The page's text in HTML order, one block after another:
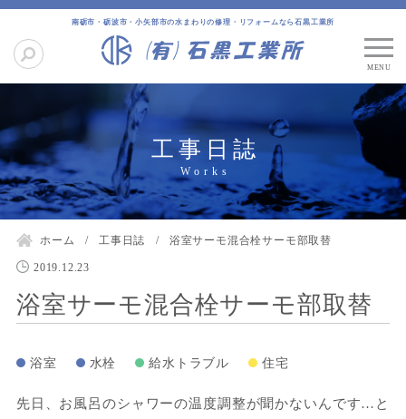
南砺市・砺波市・小矢部市の水まわりの修理・リフォームなら石黒工業所
工事日誌
ホーム 工事日誌 浴室サーモ混合栓サーモ部取替
2019.12.23
浴室サーモ混合栓サーモ部取替
浴室 水栓 給水トラブル 住宅
先日、お風呂のシャワーの温度調整が聞かないんです…と